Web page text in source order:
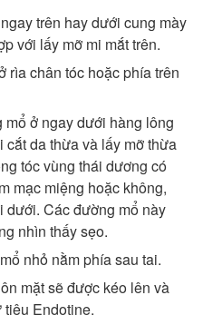
trên hay dưới cung mày
với lấy mỡ mi mắt trên.
chân tóc hoặc phía trên
ở ngay dưới hàng lông
da thừa và lấy mỡ thừa
tóc vùng thái dương có
mạc miệng hoặc không,
dưới. Các đường mổ này
nhìn thấy sẹo.
nhỏ nằm phía sau tai.
mặt sẽ được kéo lên và
Endotine.